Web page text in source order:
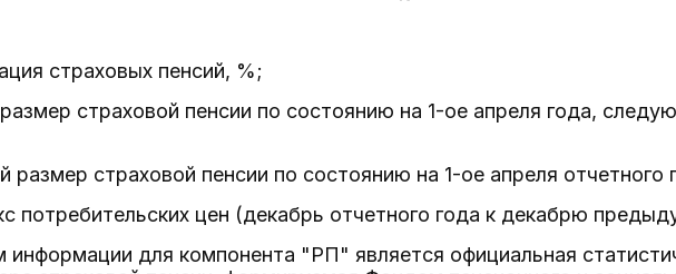
страховых пенсий, %;
страховой пенсии по состоянию на 1-ое апреля года,
размер страховой пенсии по состоянию на 1-ое апреля отчетного
потребительских цен (декабрь отчетного года к декабрю
информации для компонента "РП" является официальная